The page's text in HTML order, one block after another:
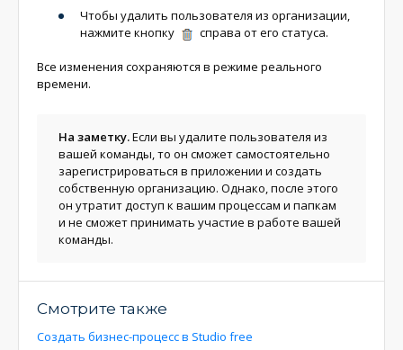
Чтобы удалить пользователя из организации,
нажмите кнопку
справа от его статуса.
Все изменения сохраняются в режиме реального
времени.
На заметку.Если вы удалите пользователя из
вашей команды, то он сможет самостоятельно
зарегистрироваться в приложении и создать
собственную организацию. Однако, после этого
он утратит доступ к вашим процессам и папкам
и не сможет принимать участие в работе вашей
команды.
Смотрите также
Создать бизнес-процесс в Studio free